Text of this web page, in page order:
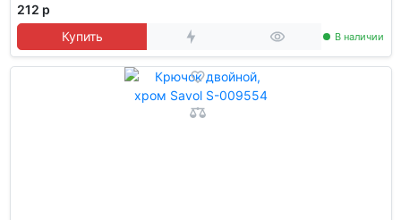
212 р
Купить
В наличии